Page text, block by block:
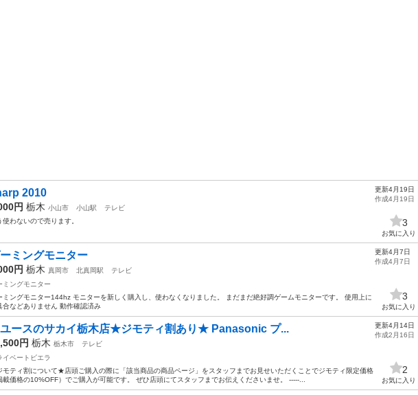
2010
円 栃木 小山市 小山駅
テレビ
使わないので売ります。
更新4月19日
作成4月19日
3
お気に入り
ミングモニター
円 栃木 真岡市 北真岡駅
テレビ
ミングモニター
ミングモニター144hz モニターを新しく購入し、使わなくなりました。 まだまだ絶好調ゲームモニターです。 使用上に
合などありません 動作確認済み
更新4月7日
作成4月7日
3
お気に入り
ユースのサカイ栃木店★ジモティ割あり★ Panasonic プ...
円 栃木 栃木市
テレビ
イベートビエラ
ティ割について★店頭ご購入の際に「該当商品の商品ページ」をスタッフまでお見せいただくことでジモティ限定価格
載価格の10%OFF）でご購入が可能です。 ぜひ店頭にてスタッフまでお伝えくださいませ。 -----...
更新4月14日
作成2月16日
2
お気に入り